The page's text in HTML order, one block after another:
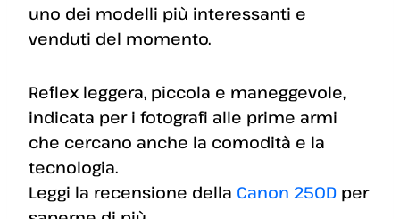
uno dei modelli più interessanti e
venduti del momento.
Reflex leggera, piccola e maneggevole,
indicata per i fotografi alle prime armi
che cercano anche la comodità e la
tecnologia.
Leggi la recensione della Canon 250D per